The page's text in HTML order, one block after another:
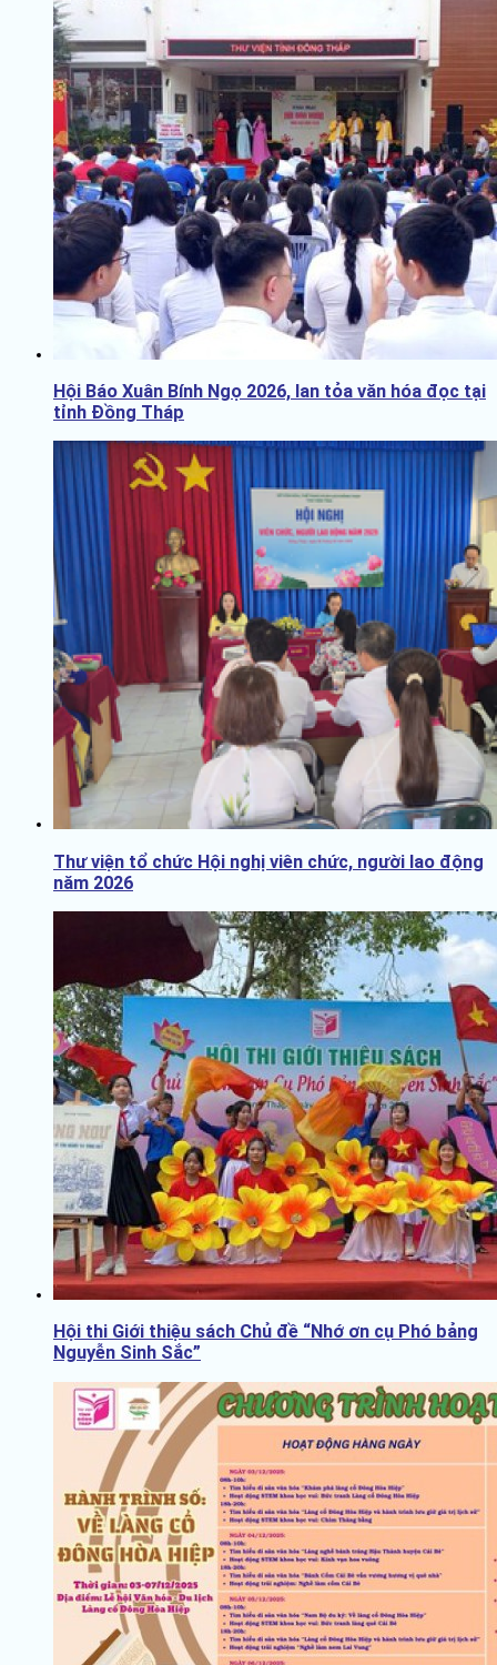
Hội Báo Xuân Bính Ngọ 2026, lan tỏa văn hóa đọc tại
tỉnh Đồng Tháp
Thư viện tổ chức Hội nghị viên chức, người lao động
năm 2026
Hội thi Giới thiệu sách Chủ đề “Nhớ ơn cụ Phó bảng
Nguyễn Sinh Sắc”